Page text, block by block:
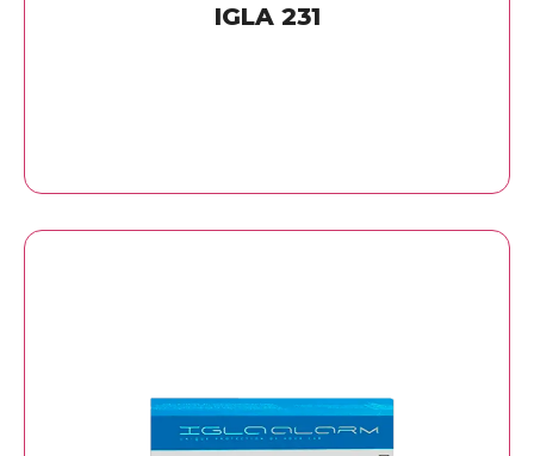
IGLA 231